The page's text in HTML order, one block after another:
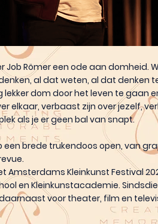
Job Römer een ode aan domheid.
al dat weten, al dat denken
lekker dom door het leven te gaan
elkaar, verbaast zijn over jezelf,
als je er geen bal van snapt.
een brede trukendoos open, van
Amsterdams Kleinkunst Festival
en Kleinkunstacademie.
voor theater, film en